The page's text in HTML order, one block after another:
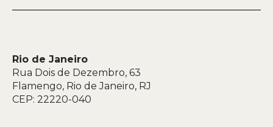
Rio de Janeiro
Rua Dois de Dezembro, 63
Flamengo, Rio de Janeiro, RJ
CEP: 22220-040